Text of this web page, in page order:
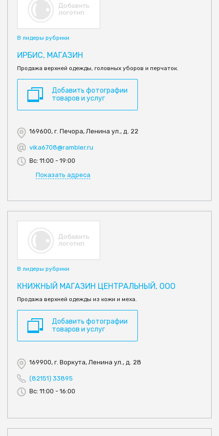
В лидеры рубрики
ИРБИС, МАГАЗИН
Продажа верхней одежды, головных уборов и перчаток.
Добавить фотографии
товаров и услуг
169600, г. Печора, Ленина ул., д. 22
vika6708@rambler.ru
Вс: 11:00 - 19:00
Показать адреса
В лидеры рубрики
КНИЖНЫЙ МАГАЗИН ЦЕНТРАЛЬНЫЙ, ООО
Продажа верхней одежды из кожи и меха.
Добавить фотографии
товаров и услуг
169900, г. Воркута, Ленина ул., д. 28
(82151) 33895
Вс: 11:00 - 16:00